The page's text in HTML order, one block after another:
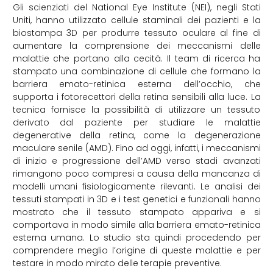
Gli scienziati del National Eye Institute (NEI), negli Stati
Uniti, hanno utilizzato cellule staminali dei pazienti e la
biostampa 3D per produrre tessuto oculare al fine di
aumentare la comprensione dei meccanismi delle
malattie che portano alla cecità. Il team di ricerca ha
stampato una combinazione di cellule che formano la
barriera emato-retinica esterna dell’occhio, che
supporta i fotorecettori della retina sensibili alla luce. La
tecnica fornisce la possibilità di utilizzare un tessuto
derivato dal paziente per studiare le malattie
degenerative della retina, come la degenerazione
maculare senile (AMD). Fino ad oggi, infatti, i meccanismi
di inizio e progressione dell’AMD verso stadi avanzati
rimangono poco compresi a causa della mancanza di
modelli umani fisiologicamente rilevanti. Le analisi dei
tessuti stampati in 3D e i test genetici e funzionali hanno
mostrato che il tessuto stampato appariva e si
comportava in modo simile alla barriera emato-retinica
esterna umana. Lo studio sta quindi procedendo per
comprendere meglio l’origine di queste malattie e per
testare in modo mirato delle terapie preventive.